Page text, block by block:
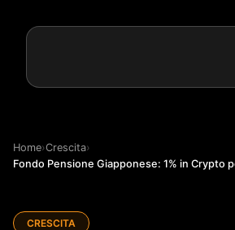
Home›Crescita›
Fondo Pensione Giapponese: 1% in Crypto
CRESCITA